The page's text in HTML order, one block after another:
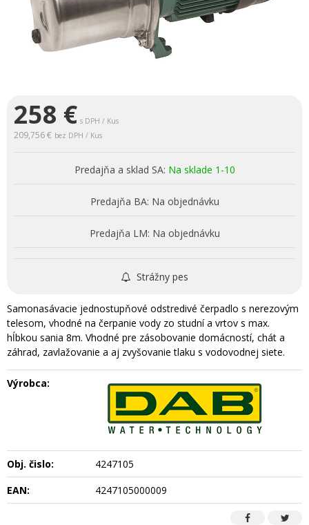
258 € s DPH / Kus
209,756 € bez DPH / Kus
Predajňa a sklad SA: Na sklade 1-10
Predajňa BA: Na objednávku
Predajňa LM: Na objednávku
Strážny pes
Samonasávacie jednostupňové odstredivé čerpadlo s nerezovým
telesom, vhodné na čerpanie vody zo studní a vrtov s max.
hĺbkou sania 8m. Vhodné pre zásobovanie domácností, chát a
záhrad, zavlažovanie a aj zvyšovanie tlaku s vodovodnej siete.
Výrobca:
Obj. čislo:
4247105
EAN:
4247105000009